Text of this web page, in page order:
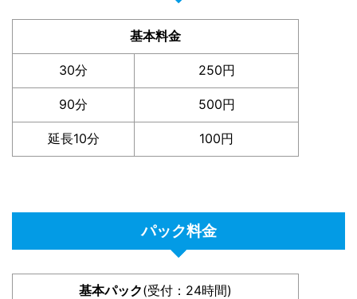
基本料金
30分 250円
90分 500円
延長10分 100円
パック料金
基本パック(受付：24時間)